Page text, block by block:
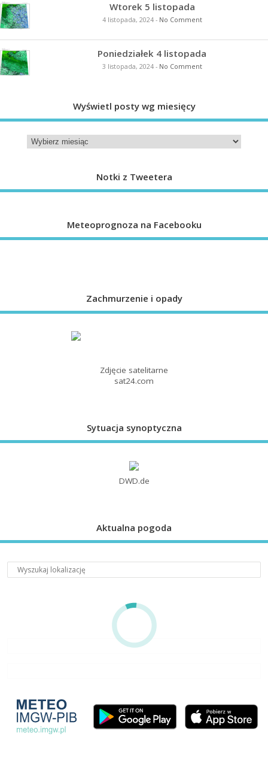
Wtorek 5 listopada
4 listopada, 2024- No Comment
Poniedziałek 4 listopada
3 listopada, 2024- No Comment
Wyświetl posty wg miesięcy
Notki z Tweetera
Meteoprognoza na Facebooku
Zachmurzenie i opady
Zdjęcie satelitarne
sat24.com
Sytuacja synoptyczna
DWD.de
Aktualna pogoda